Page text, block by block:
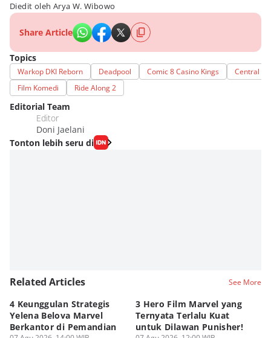
Diedit oleh Arya W. Wibowo
Share Article
Topics
Warkop DKI Reborn Deadpool Comic 8 Casino Kings
Central
Film Komedi
Ride Along 2
Editorial Team
Editor
Doni Jaelani
Tonton lebih seru di
Related Articles See More
4 Keunggulan Strategis
Yelena Belova Marvel
Berkantor di Pemandian
3 Hero Film Marvel yang
Ternyata Terlalu Kuat
untuk Dilawan Punisher!